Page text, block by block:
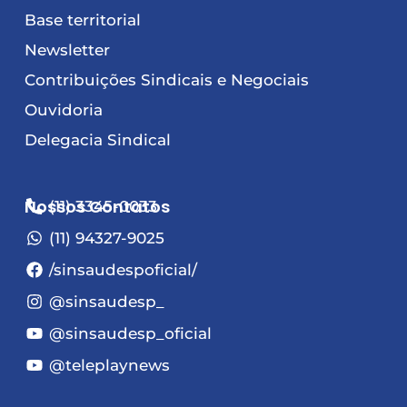
Base territorial
Newsletter
Contribuições Sindicais e Negociais
Ouvidoria
Delegacia Sindical
Nossos Contatos
(11) 3345-0033
(11) 94327-9025
/sinsaudespoficial/
@sinsaudesp_
@sinsaudesp_oficial
@teleplaynews